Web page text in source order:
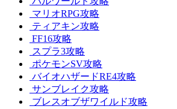
マリオRPG攻略
ティアキン攻略
FF16攻略
スプラ3攻略
ポケモンSV攻略
バイオハザードRE4攻略
サンブレイク攻略
ブレスオブザワイルド攻略